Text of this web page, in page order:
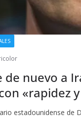
de nuevo a
«rapidez
estadounidense